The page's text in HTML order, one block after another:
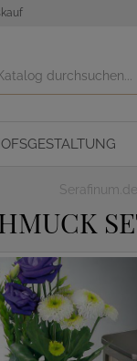
Serafinum.de